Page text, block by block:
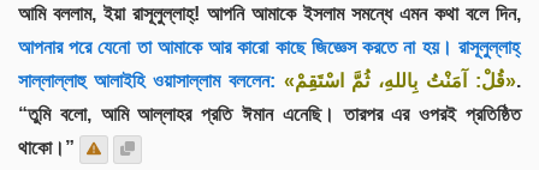
আমি বললাম, ইয়া রাসূলুল্লাহ্! আপনি আমাকে ইসলাম সমন্ধে এমন কথা বলে দিন,
আপনার পরে যেনো তা আমাকে আর কারো কাছে জিজ্ঞেস করতে না হয়। রাসূলুল্লাহ্
সাল্লাল্লাহু আলাইহি ওয়াসাল্লাম বললেন:
«قُلْ: آمَنْتُ بِاللهِ، ثُمَّ اسْتَقِمْ».
“তুমি বলো, আমি আল্লাহর প্রতি ঈমান এনেছি। তারপর এর ওপরই প্রতিষ্ঠিত
থাকো।”